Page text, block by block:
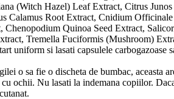
(Witch Hazel) Leaf Extract, Citrus
Calamus Root Extract, Cnidium
Quinoa Seed Extract,
Tremella Fuciformis (Mushroom)
uniform si lasati capsulele
o sa fie o discheta de bumbac,
ochii. Nu lasati la indemana copiilor.